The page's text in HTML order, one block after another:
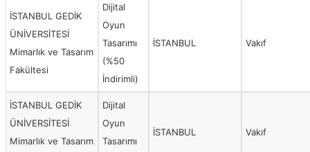
İSTANBUL GEDİK
ÜNİVERSİTESİ
Mimarlık ve Tasarım
Fakültesi
Dijital
Oyun
Tasarımı
(%50
İndirimli)
İSTANBUL Vakıf
İSTANBUL GEDİK
ÜNİVERSİTESİ
Mimarlık ve Tasarım
Dijital
Oyun
Tasarımı
İSTANBUL Vakıf